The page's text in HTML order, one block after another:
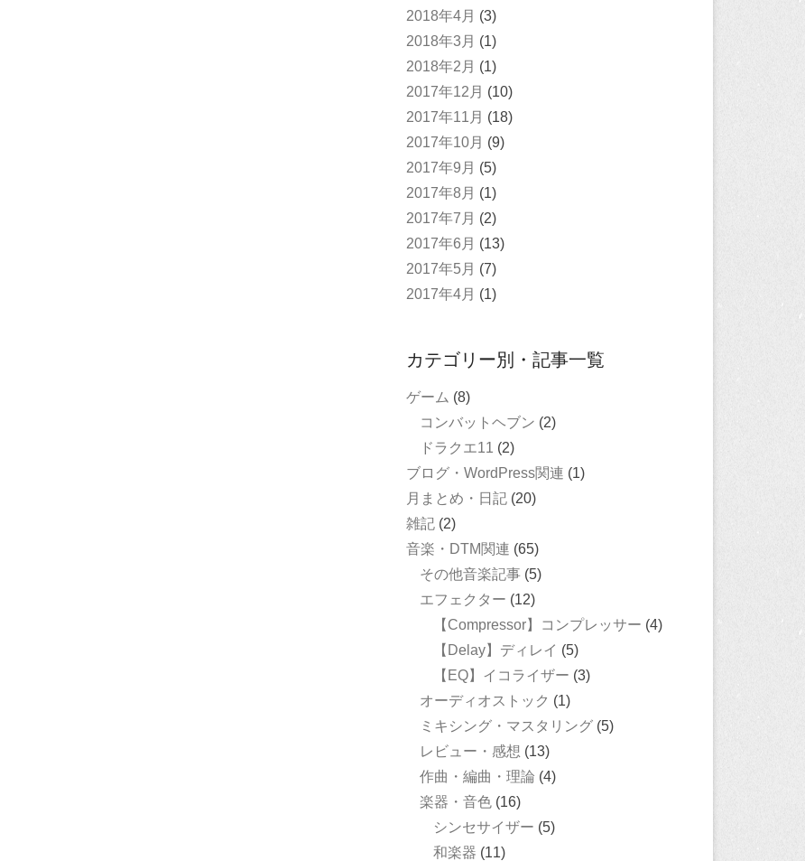
2018年4月 (3)
2018年3月 (1)
2018年2月 (1)
2017年12月 (10)
2017年11月 (18)
2017年10月 (9)
2017年9月 (5)
2017年8月 (1)
2017年7月 (2)
2017年6月 (13)
2017年5月 (7)
2017年4月 (1)
カテゴリー別・記事一覧
ゲーム (8)
コンバットヘブン (2)
ドラクエ11 (2)
ブログ・WordPress関連 (1)
月まとめ・日記 (20)
雑記 (2)
音楽・DTM関連 (65)
その他音楽記事 (5)
エフェクター (12)
【Compressor】コンプレッサー (4)
【Delay】ディレイ (5)
【EQ】イコライザー (3)
オーディオストック (1)
ミキシング・マスタリング (5)
レビュー・感想 (13)
作曲・編曲・理論 (4)
楽器・音色 (16)
シンセサイザー (5)
和楽器 (11)